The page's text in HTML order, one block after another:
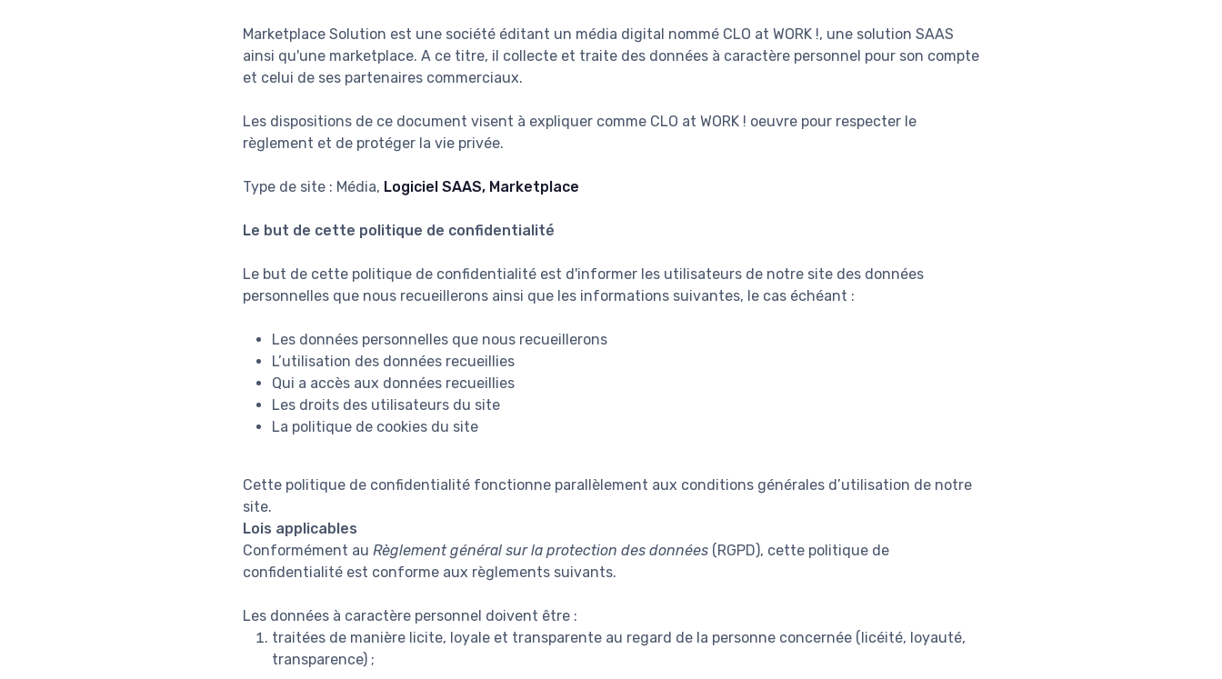
Marketplace Solution est une société éditant un média digital nommé CLO at WORK !, une solution SAAS
ainsi qu'une marketplace. A ce titre, il collecte et traite des données à caractère personnel pour son compte
et celui de ses partenaires commerciaux.
Les dispositions de ce document visent à expliquer comme CLO at WORK ! oeuvre pour respecter le
règlement et de protéger la vie privée.
Type de site : Média, Logiciel SAAS, Marketplace
Le but de cette politique de confidentialité
Le but de cette politique de confidentialité est d'informer les utilisateurs de notre site des données
personnelles que nous recueillerons ainsi que les informations suivantes, le cas échéant :
Les données personnelles que nous recueillerons
L’utilisation des données recueillies
Qui a accès aux données recueillies
Les droits des utilisateurs du site
La politique de cookies du site
Cette politique de confidentialité fonctionne parallèlement aux conditions générales d’utilisation de notre
site.
Lois applicables
Conformément au Règlement général sur la protection des données (RGPD), cette politique de
confidentialité est conforme aux règlements suivants.
Les données à caractère personnel doivent être :
traitées de manière licite, loyale et transparente au regard de la personne concernée (licéité, loyauté,
transparence) ;